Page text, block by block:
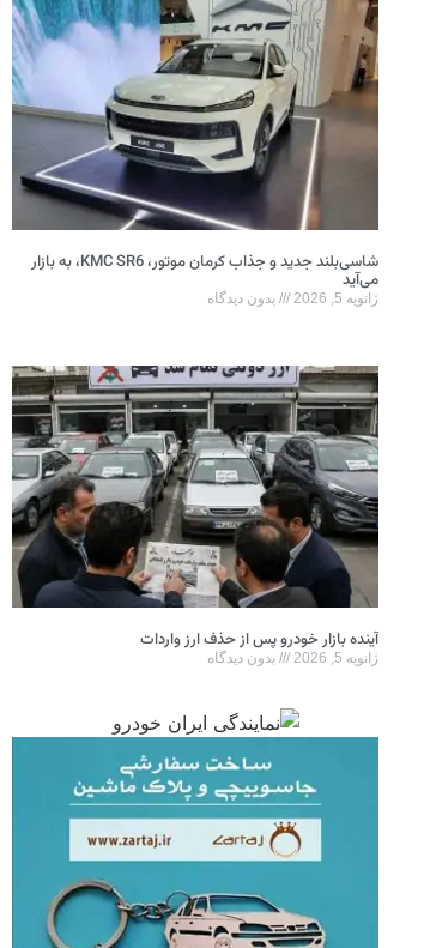
شاسی‌بلند جدید و جذاب کرمان موتور، KMC SR6، به بازار
می‌آید
ژانویه 5, 2026 بدون دیدگاه
آینده بازار خودرو پس از حذف ارز واردات
ژانویه 5, 2026 بدون دیدگاه